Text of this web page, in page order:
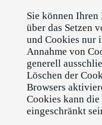
Sie können Ihren
über das Setzen
und Cookies nur
Annahme von
generell
Löschen der
Browsers
Cookies kann
eingeschränkt